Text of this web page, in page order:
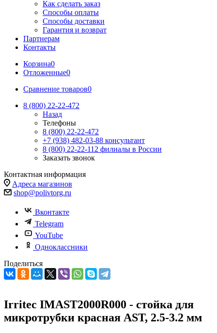
Как сделать заказ
Способы оплаты
Способы доставки
Гарантия и возврат
Партнерам
Контакты
Корзина0
Отложенные0
Сравнение товаров0
8 (800) 22-22-472
Назад
Телефоны
8 (800) 22-22-472
+7 (938) 482-03-88 консультант
8 (800) 22-22-112 филиалы в России
Заказать звонок
Контактная информация
Адреса магазинов
shop@polivtorg.ru
Вконтакте
Telegram
YouTube
Одноклассники
Поделиться
Irritec IMAST2000R000 - стойка для
микротрубки красная AST, 2.5-3.2 мм